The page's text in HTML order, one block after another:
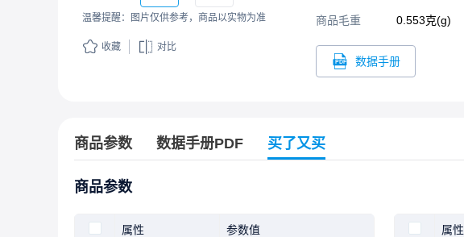
温馨提醒：图片仅供参考，商品以实物为准
收藏 对比
商品毛重 0.553克(g)
数据手册
商品参数 数据手册PDF 买了又买
商品参数
属性 参数值 属性